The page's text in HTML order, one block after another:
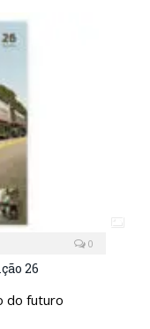
0
26
do futuro